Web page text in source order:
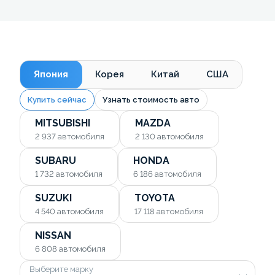
Япония Корея Китай США
Купить сейчас Узнать стоимость авто
MITSUBISHI
2 937 автомобиля
MAZDA
2 130 автомобиля
SUBARU
1 732 автомобиля
HONDA
6 186 автомобиля
SUZUKI
4 540 автомобиля
TOYOTA
17 118 автомобиля
NISSAN
6 808 автомобиля
Выберите марку